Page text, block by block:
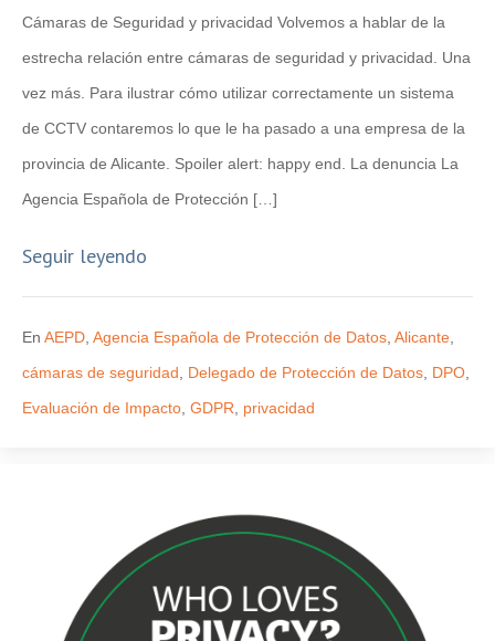
Cámaras de Seguridad y privacidad Volvemos a hablar de la
estrecha relación entre cámaras de seguridad y privacidad. Una
vez más. Para ilustrar cómo utilizar correctamente un sistema
de CCTV contaremos lo que le ha pasado a una empresa de la
provincia de Alicante. Spoiler alert: happy end. La denuncia La
Agencia Española de Protección […]
Seguir leyendo
En AEPD Agencia Española de Protección de Datos Alicante
cámaras de seguridad
Delegado de Protección de Datos DPO
Evaluación de Impacto GDPR privacidad